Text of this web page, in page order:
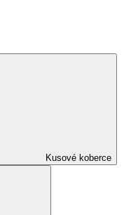
Kusové koberce